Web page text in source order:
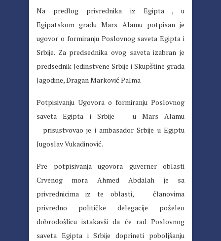
Na predlog privrednika iz Egipta , u
Egipatskom gradu Mars Alamu potpisan je
ugovor o formiranju Poslovnog saveta Egipta i
Srbije. Za predsednika ovog saveta izabran je
predsednik Jedinstvene Srbije i Skupštine grada
Jagodine, Dragan Marković Palma
Potpisivanju Ugovora o formiranju Poslovnog
saveta Egipta i Srbije u Mars Alamu
prisustvovao je i ambasador Srbije u Egiptu
Jugoslav Vukadinović.
Pre potpisivanja ugovora guverner oblasti
Crvenog mora Ahmed Abdalah je sa
privrednicima iz te oblasti, članovima
privredno političke delegacije poželeo
dobrodošlicu istakavši da će rad Poslovnog
saveta Egipta i Srbije doprineti poboljšanju